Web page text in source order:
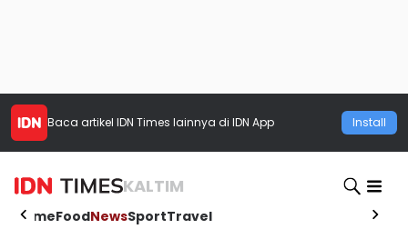
Baca artikel IDN Times lainnya di IDN App Install
KALTIM
HomeFoodNewsSportTravel